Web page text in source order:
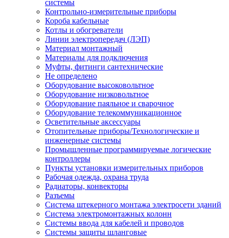
системы
Контрольно-измерительные приборы
Короба кабельные
Котлы и обогреватели
Линии электропередач (ЛЭП)
Материал монтажный
Материалы для подключения
Муфты, фитинги сантехнические
Не определено
Оборудование высоковольтное
Оборудование низковольтное
Оборудование паяльное и сварочное
Оборудование телекоммуникационное
Осветительные аксессуары
Отопительные приборы/Технологические и
инженерные системы
Промышленные программируемые логические
контроллеры
Пункты установки измерительных приборов
Рабочая одежда, охрана труда
Радиаторы, конвекторы
Разъемы
Система штекерного монтажа электросети зданий
Система электромонтажных колонн
Системы ввода для кабелей и проводов
Системы защиты шланговые